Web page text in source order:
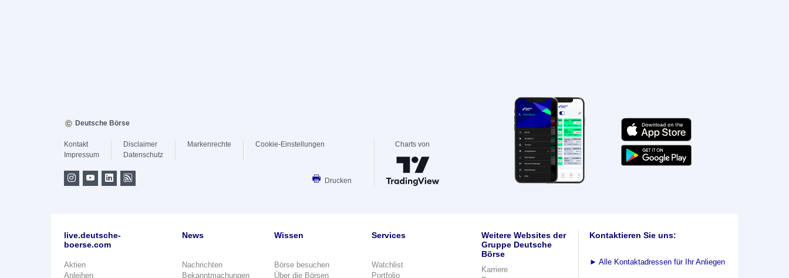
Deutsche Börse
Kontakt
Impressum
Disclaimer
Datenschutz
Markenrechte Cookie-Einstellungen
Drucken
Charts von
live.deutsche-
boerse.com
Aktien
Anleihen
News
Nachrichten
Bekanntmachungen
Wissen
Börse besuchen
Über die Börsen
Services
Watchlist
Portfolio
Weitere Websites der
Gruppe Deutsche
Börse
Karriere
Kontaktieren Sie uns:
► Alle Kontaktadressen für Ihr Anliegen